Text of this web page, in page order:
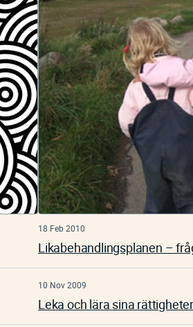
18 Feb 2010
Likabehandlingsplanen –
10 Nov 2009
Leka och lära sina